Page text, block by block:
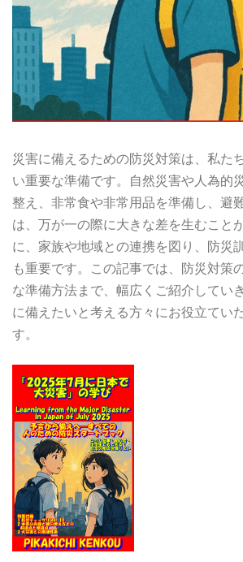
災害に備えるための防災対策は、私た
い重要な準備です。自然災害や人為的
整え、非常食や非常用品を準備し、避
は、万が一の際に大きな差を生むこと
に、家族や地域との連携を図り、防災
も重要です。この記事では、防災対策
な準備方法まで、幅広くご紹介してい
に備えたいと考える方々にお役立てい
す。